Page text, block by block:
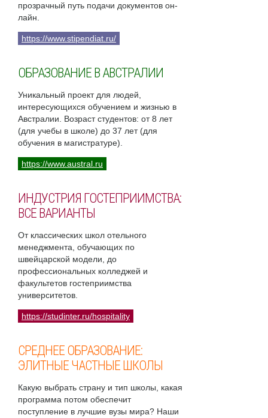
прозрачный путь подачи документов он-
лайн.
https://www.stipendiat.ru/
ОБРАЗОВАНИЕ В АВСТРАЛИИ
Уникальный проект для людей,
интересующихся обучением и жизнью в
Австралии. Возраст студентов: от 8 лет
(для учебы в школе) до 37 лет (для
обучения в магистратуре).
https://www.austral.ru
ИНДУСТРИЯ ГОСТЕПРИИМСТВА:
ВСЕ ВАРИАНТЫ
От классических школ отельного
менеджмента, обучающих по
швейцарской модели, до
профессиональных колледжей и
факультетов гостеприимства
университетов.
https://studinter.ru/hospitality
СРЕДНЕЕ ОБРАЗОВАНИЕ:
ЭЛИТНЫЕ ЧАСТНЫЕ ШКОЛЫ
Какую выбрать страну и тип школы, какая
программа потом обеспечит
поступление в лучшие вузы мира? Наши